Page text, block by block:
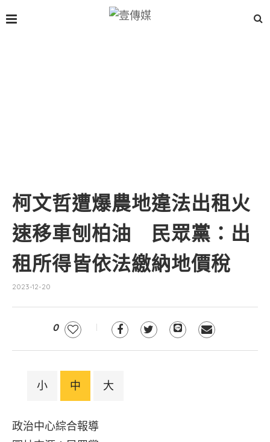
柯文哲遭爆農地違法出租火
速移車刨柏油 民眾黨：出
租所得皆依法繳納地價稅
2023-12-20
0
小 中 大
政治中心綜合報導